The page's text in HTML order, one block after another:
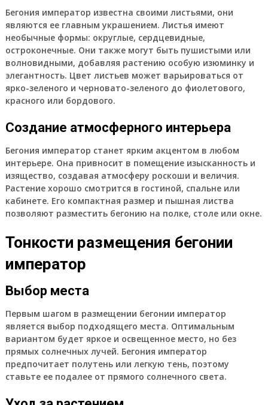
Бегония император известна своими листьями, они
являются ее главным украшением. Листья имеют
необычные формы: округлые, сердцевидные,
остроконечные. Они также могут быть пушистыми или
волновидными, добавляя растению особую изюминку и
элегантность. Цвет листьев может варьироваться от
ярко-зеленого и черновато-зеленого до фиолетового,
красного или бордового.
Создание атмосферного интерьера
Бегония император станет ярким акцентом в любом
интерьере. Она привносит в помещение изысканность и
изящество, создавая атмосферу роскоши и величия.
Растение хорошо смотрится в гостиной, спальне или
кабинете. Его компактная размер и пышная листва
позволяют разместить бегонию на полке, столе или окне.
Тонкости размещения бегонии
император
Выбор места
Первым шагом в размещении бегонии император
является выбор подходящего места. Оптимальным
вариантом будет яркое и освещенное место, но без
прямых солнечных лучей. Бегония император
предпочитает полутень или легкую тень, поэтому
ставьте ее подалее от прямого солнечного света.